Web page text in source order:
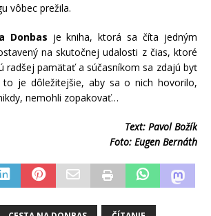
vôbec prežila.
Donbas je kniha, ktorá sa číta jedným
na skutočnej udalosti z čias, ktoré
radšej pamätať a súčasníkom sa zdajú byť
to je dôležitejšie, aby sa o nich hovorilo,
nemohli zopakovať…
Text: Pavol Božík
Foto: Eugen Bernáth